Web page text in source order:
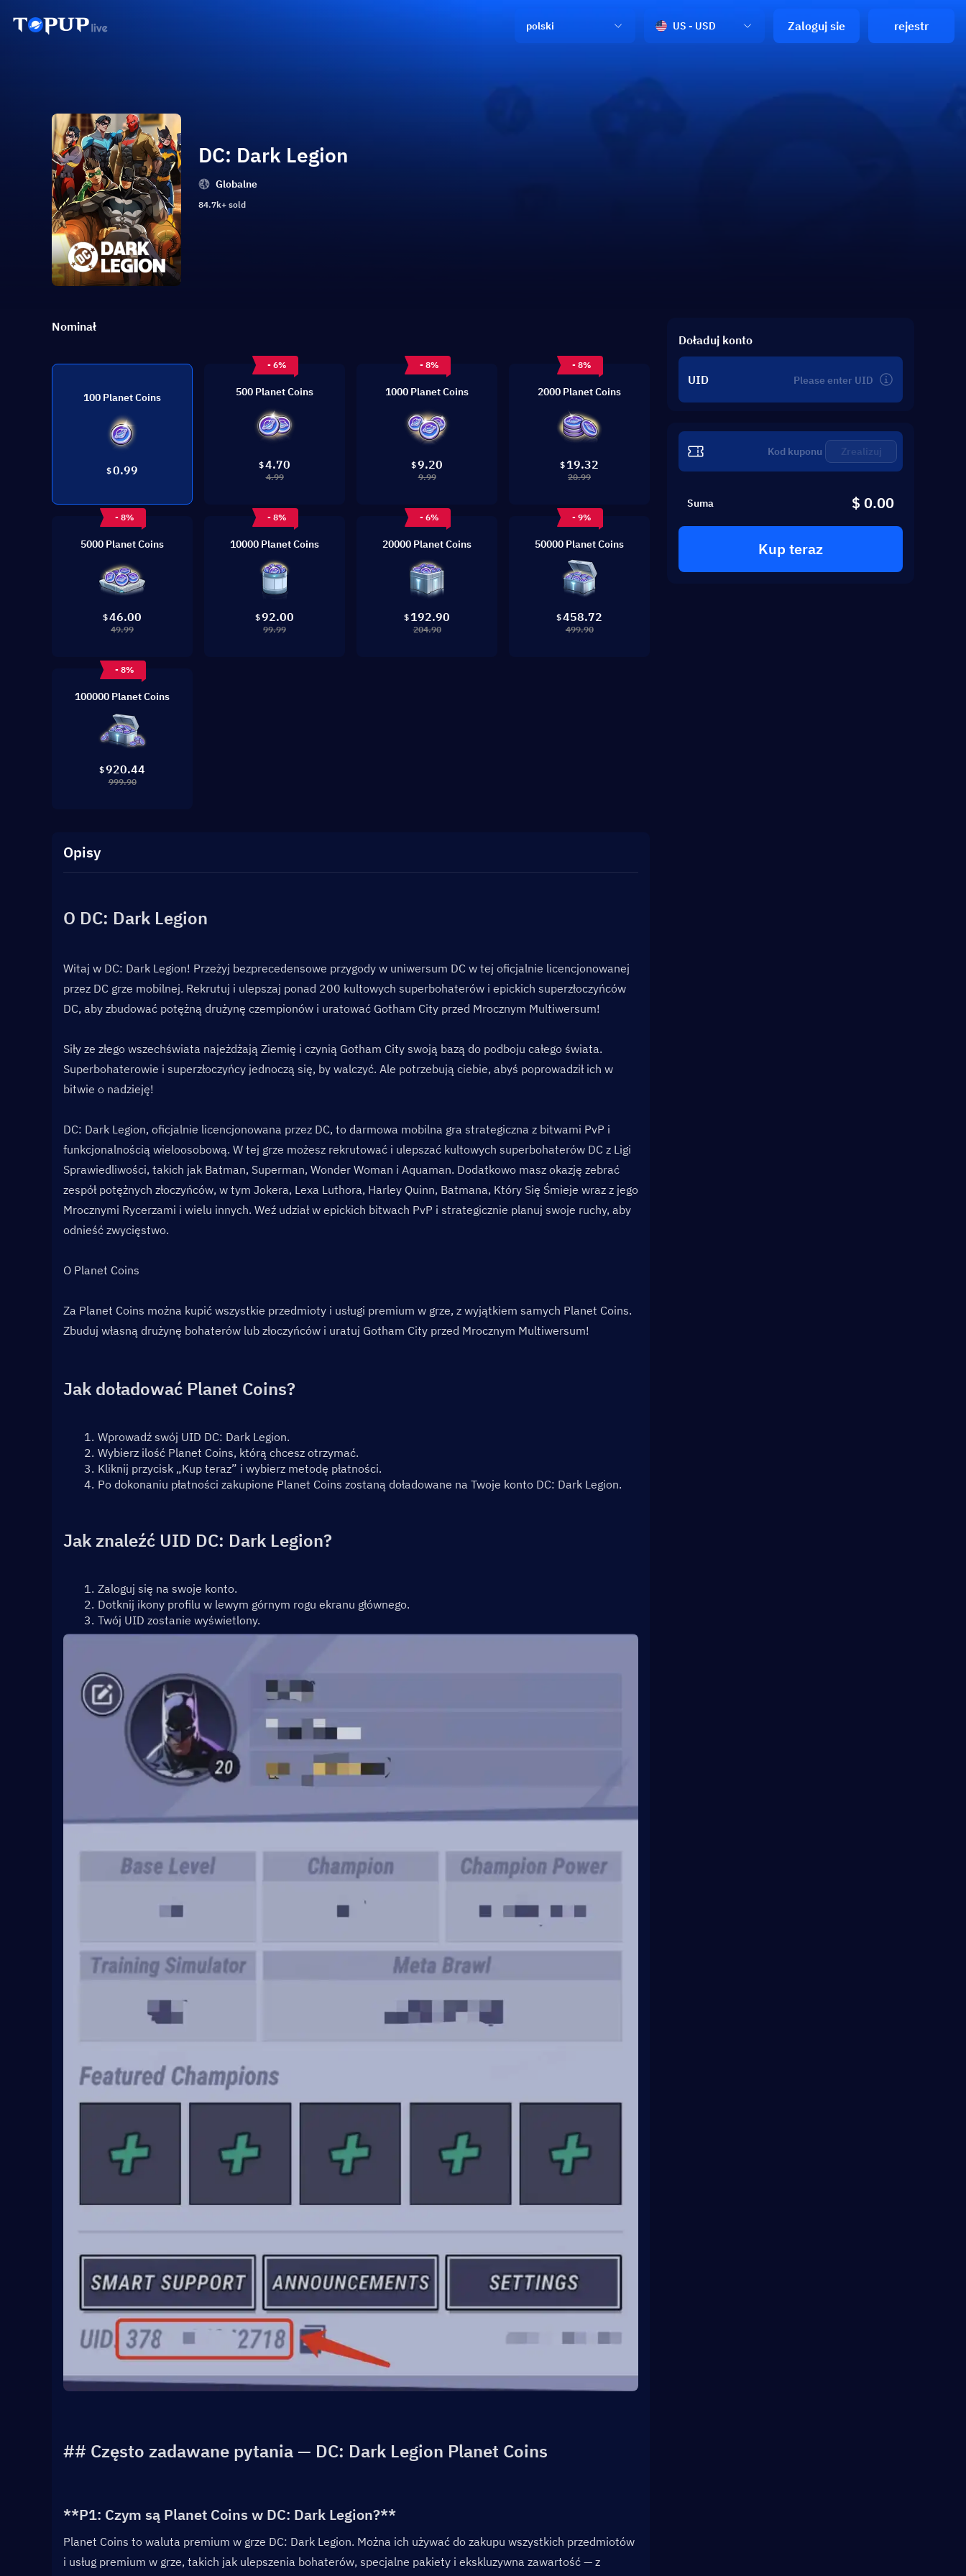
polski US - USD Zaloguj sie rejestr
DC: Dark Legion
Globalne
84.7k+ sold
Nominał
100 Planet Coins
$0.99
- 6%
500 Planet Coins
$4.70
4.99
- 8%
1000 Planet Coins
$9.20
9.99
- 8%
2000 Planet Coins
$ 19.32
20.99
- 8%
5000 Planet Coins
$46.00
49.99
- 8%
10000 Planet Coins
$92.00
99.99
- 6%
20000 Planet Coins
$ 192.90
204.90
- 9%
50000 Planet Coins
$458.72
499.90
- 8%
100000 Planet Coins
$920.44
999.90
Opisy
O DC: Dark Legion
Witaj w DC: Dark Legion! Przeżyj bezprecedensowe przygody w uniwersum DC w tej oficjalnie licencjonowanej
przez DC grze mobilnej. Rekrutuj i ulepszaj ponad 200 kultowych superbohaterów i epickich superzłoczyńców
DC, aby zbudować potężną drużynę czempionów i uratować Gotham City przed Mrocznym Multiwersum!
Siły ze złego wszechświata najeżdżają Ziemię i czynią Gotham City swoją bazą do podboju całego świata.
Superbohaterowie i superzłoczyńcy jednoczą się, by walczyć. Ale potrzebują ciebie, abyś poprowadził ich w
bitwie o nadzieję!
DC: Dark Legion, oficjalnie licencjonowana przez DC, to darmowa mobilna gra strategiczna z bitwami PvP i
funkcjonalnością wieloosobową. W tej grze możesz rekrutować i ulepszać kultowych superbohaterów DC z Ligi
Sprawiedliwości, takich jak Batman, Superman, Wonder Woman i Aquaman. Dodatkowo masz okazję zebrać
zespół potężnych złoczyńców, w tym Jokera, Lexa Luthora, Harley Quinn, Batmana, Który Się Śmieje wraz z jego
Mrocznymi Rycerzami i wielu innych. Weź udział w epickich bitwach PvP i strategicznie planuj swoje ruchy, aby
odnieść zwycięstwo.
O Planet Coins
Za Planet Coins można kupić wszystkie przedmioty i usługi premium w grze, z wyjątkiem samych Planet Coins.
Zbuduj własną drużynę bohaterów lub złoczyńców i uratuj Gotham City przed Mrocznym Multiwersum!
Jak doładować Planet Coins?
Wprowadź swój UID DC: Dark Legion.
Wybierz ilość Planet Coins, którą chcesz otrzymać.
Kliknij przycisk „Kup teraz” i wybierz metodę płatności.
Po dokonaniu płatności zakupione Planet Coins zostaną doładowane na Twoje konto DC: Dark Legion.
Jak znaleźć UID DC: Dark Legion?
Zaloguj się na swoje konto.
Dotknij ikony profilu w lewym górnym rogu ekranu głównego.
Twój UID zostanie wyświetlony.
## Często zadawane pytania — DC: Dark Legion Planet Coins
**P1: Czym są Planet Coins w DC: Dark Legion?**
Planet Coins to waluta premium w grze DC: Dark Legion. Można ich używać do zakupu wszystkich przedmiotów
i usług premium w grze, takich jak ulepszenia bohaterów, specjalne pakiety i ekskluzywna zawartość — z
Doładuj konto
UID
Zrealizuj
Suma $ 0.00
Kup teraz